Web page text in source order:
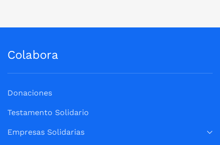
Colabora
Donaciones
Testamento Solidario
Empresas Solidarias